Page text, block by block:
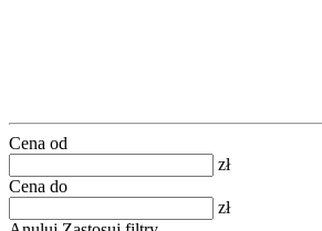
Cena od
zł
Cena do
zł